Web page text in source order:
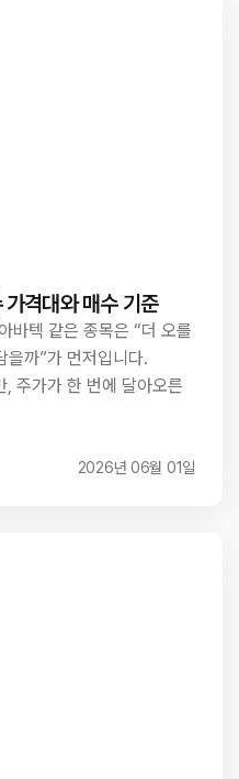
격대와 매수 기준
바텍 같은 종목은 “더 오를
을까”가 먼저입니다.
주가가 한 번에 달아오른
2026년 06월 01일